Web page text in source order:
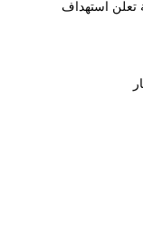
تعلن استهداف